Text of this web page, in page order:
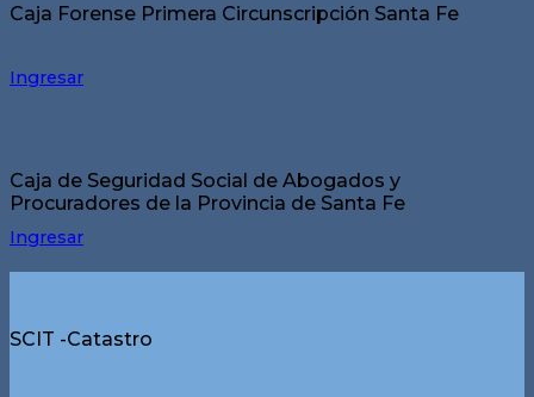
Caja Forense Primera Circunscripción Santa Fe
Ingresar
Caja de Seguridad Social de Abogados y
Procuradores de la Provincia de Santa Fe
Ingresar
SCIT -Catastro